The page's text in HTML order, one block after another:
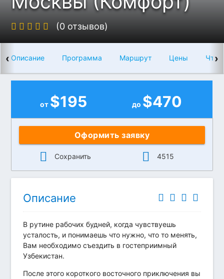
(0 отзывов)
Описание Программа Маршрут Цены Что
‹ ›
от $195 до $470
Оформить заявку
Сохранить 4515
Описание
В рутине рабочих будней, когда чувствуешь
усталость, и понимаешь что нужно, что то менять,
Вам необходимо съездить в гостеприимный
Узбекистан.
После этого короткого восточного приключения вы